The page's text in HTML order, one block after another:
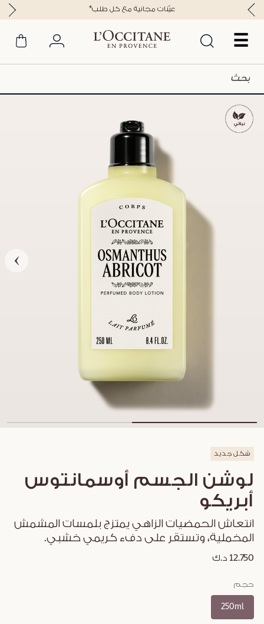
☰
*عيّنات مجانية مع كل طلب
شكل جديد
لوشن الجسم أوسمانتوس
أبريكو
انتعاش الحمضيات الزاهي يمتزج بلمسات المشمش
المخملية، وتستقر على دفء كريمي خشبي.
12.750 د.ك
حجم
250ml